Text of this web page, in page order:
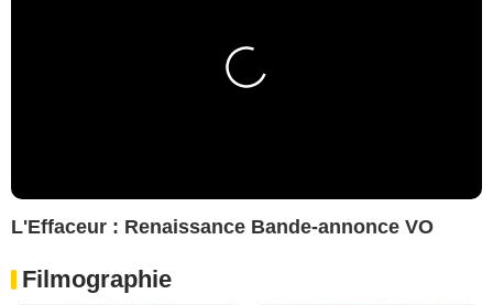
L'Effaceur : Renaissance Bande-annonce VO
Filmographie